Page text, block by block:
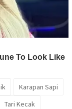
Karapan Sapi
Tari Kecak